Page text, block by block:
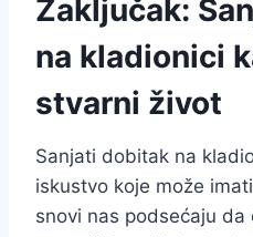
Zaključak:
na kladionici
stvarni život
Sanjati dobitak na
iskustvo koje može
snovi nas podsećaju da